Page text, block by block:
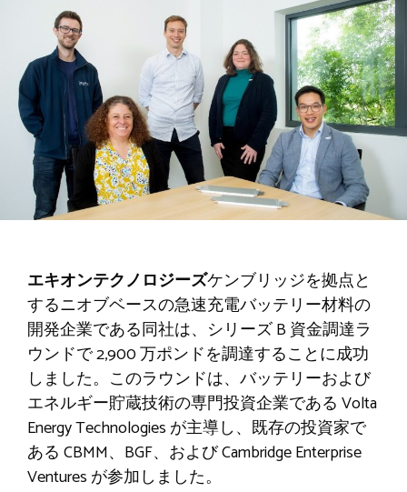
エキオンテクノロジーズケンブリッジを拠点と
するニオブベースの急速充電バッテリー材料の
開発企業である同社は、シリーズ B 資金調達ラ
ウンドで 2,900 万ポンドを調達することに成功
しました。このラウンドは、バッテリーおよび
エネルギー貯蔵技術の専門投資企業である Volta
Energy Technologies が主導し、既存の投資家で
ある CBMM、BGF、および Cambridge Enterprise
Ventures が参加しました。